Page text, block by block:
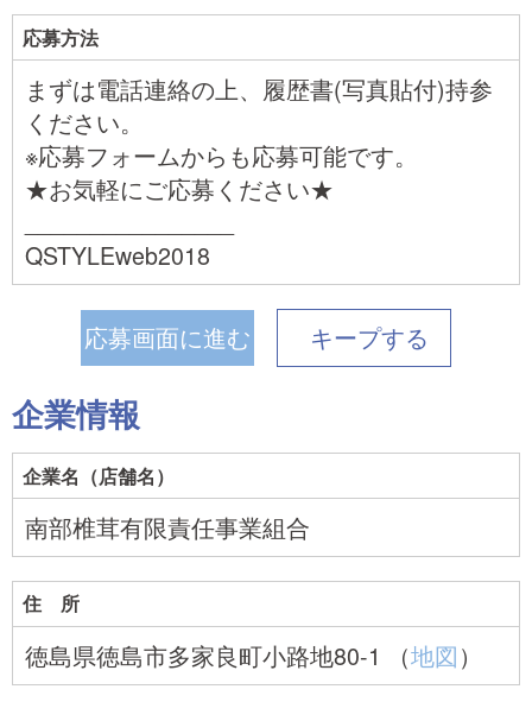
応募方法
まずは電話連絡の上、履歴書(写真貼付)持参
ください。
※応募フォームからも応募可能です。
★お気軽にご応募ください★
QSTYLEweb2018
応募画面に進む キープする
企業情報
企業名（店舗名）
南部椎茸有限責任事業組合
住 所
徳島県徳島市多家良町小路地80-1 （地図）